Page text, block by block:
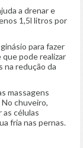
a drenar e
1,5l litros por
para fazer
pode realizar
na redução da
massagens
chuveiro,
as células
fria nas pernas.